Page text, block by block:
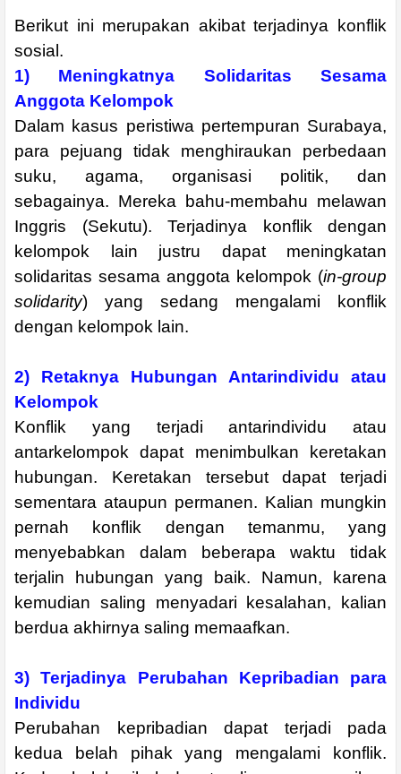
Berikut ini merupakan akibat terjadinya konflik
sosial.
1) Meningkatnya Solidaritas Sesama
Anggota Kelompok
Dalam kasus peristiwa pertempuran Surabaya,
para pejuang tidak menghiraukan perbedaan
suku, agama, organisasi politik, dan
sebagainya. Mereka bahu-membahu melawan
Inggris (Sekutu). Terjadinya konflik dengan
kelompok lain justru dapat meningkatan
solidaritas sesama anggota kelompok (in-group
solidarity) yang sedang mengalami konflik
dengan kelompok lain.
2) Retaknya Hubungan Antarindividu atau
Kelompok
Konflik yang terjadi antarindividu atau
antarkelompok dapat menimbulkan keretakan
hubungan. Keretakan tersebut dapat terjadi
sementara ataupun permanen. Kalian mungkin
pernah konflik dengan temanmu, yang
menyebabkan dalam beberapa waktu tidak
terjalin hubungan yang baik. Namun, karena
kemudian saling menyadari kesalahan, kalian
berdua akhirnya saling memaafkan.
3) Terjadinya Perubahan Kepribadian para
Individu
Perubahan kepribadian dapat terjadi pada
kedua belah pihak yang mengalami konflik.